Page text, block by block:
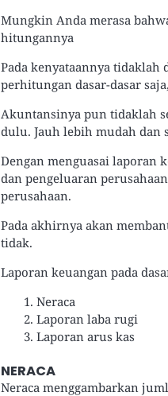
Mungkin Anda merasa
hitungannya
Pada kenyataannya
perhitungan dasar-dasar
Akuntansinya pun tidaklah
dulu. Jauh lebih mudah dan
Dengan menguasai laporan
dan pengeluaran
perusahaan.
Pada akhirnya akan
tidak.
Laporan keuangan pada
Neraca
Laporan laba rugi
Laporan arus kas
NERACA
Neraca menggambarkan